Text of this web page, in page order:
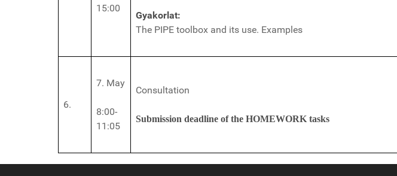
15:00
Gyakorlat:
The PIPE toolbox and its use. Examples
6.
7. May
8:00-
11:05
Consultation
Submission deadline of the HOMEWORK tasks